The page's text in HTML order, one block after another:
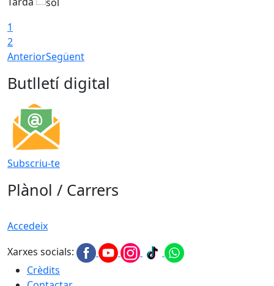
1
2
AnteriorSegüent
Butlletí digital
Subscriu-te
Plànol / Carrers
Accedeix
Xarxes socials:
Crèdits